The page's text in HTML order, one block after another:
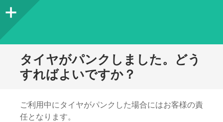
バ
タイヤがパンクしました。どう
すればよいですか？
ご利用中にタイヤがパンクした場合にはお客様の責
任となります。